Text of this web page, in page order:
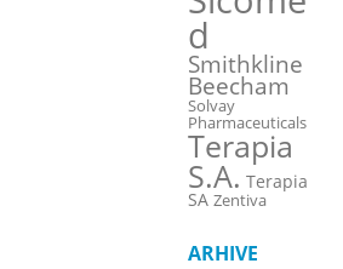
d
Smithkline
Beecham
Solvay
Pharmaceuticals
Terapia
S.A. Terapia
SA Zentiva
ARHIVE